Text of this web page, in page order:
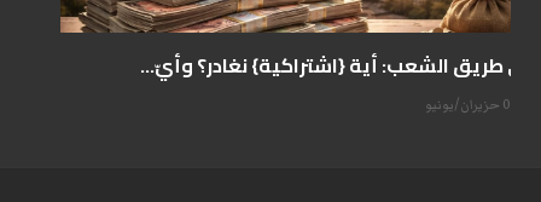
على طريق الشعب: أية {اشتراكية} نغادر؟ وأيّ...
07 حزيران/يونيو